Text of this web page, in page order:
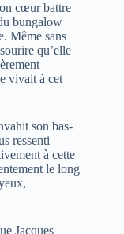
cœur battre
bungalow
Même sans
qu’elle
vivait à cet
son bas-
ressenti
à cette
le long
Jacques